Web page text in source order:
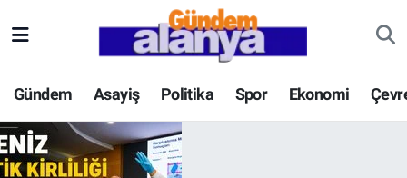
Gündem Asayiş Politika Spor Ekonomi